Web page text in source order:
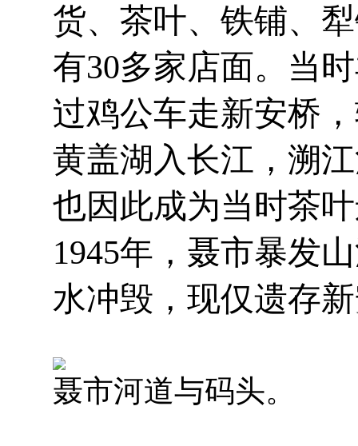
货、茶叶、铁铺、
有30多家店面。当
过鸡公车走新安桥
黄盖湖入长江，溯
也因此成为当时茶
1945年，聂市暴发
水冲毁，现仅遗存
聂市河道与码头。